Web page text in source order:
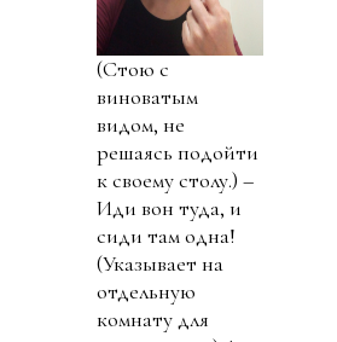
(Стою с
виноватым
видом, не
решаясь подойти
к своему столу.) –
Иди вон туда, и
сиди там одна!
(Указывает на
отдельную
комнату для